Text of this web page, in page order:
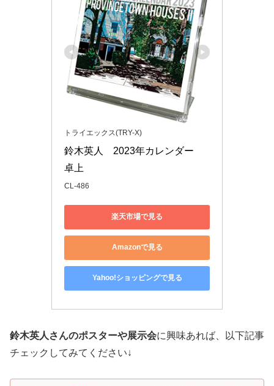
トライエックス(TRY-X)
鈴木英人　2023年カレンダー
卓上
CL-486
楽天市場で見る
Amazonで見る
Yahoo!ショッピングで見る
鈴木英人さんのポスターや展示会に興味あれば、以下記事
チェックしてみてください↓